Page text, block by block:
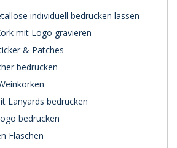
individuell bedrucken lassen
mit Logo gravieren
& Patches
bedrucken
Lanyards bedrucken
bedrucken
Flaschen